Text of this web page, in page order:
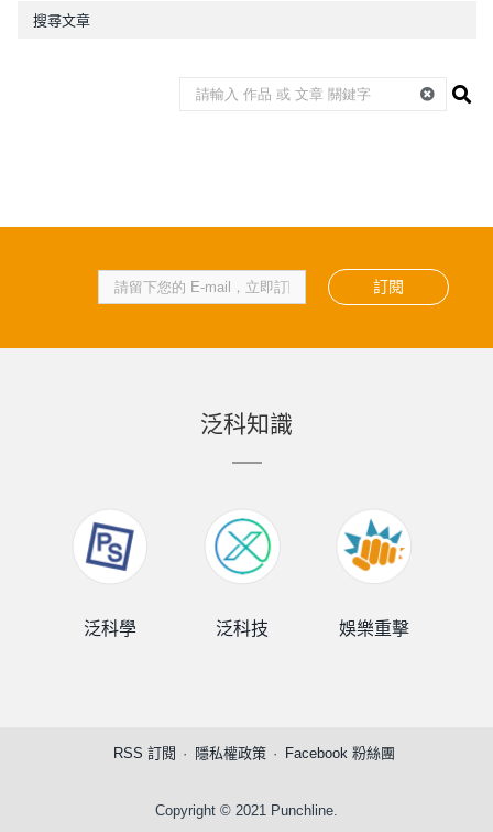
搜尋文章
訂閱
泛科知識
泛科學 泛科技 娛樂重擊
RSS 訂閱 隱私權政策 Facebook 粉絲團
Copyright © 2021 Punchline.